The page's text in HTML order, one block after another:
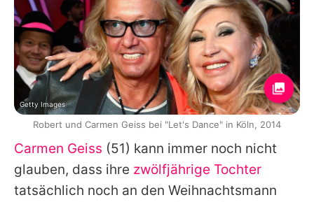
Carmen Geiss (51) kann immer noch nicht
glauben, dass ihre zwölfjährige Tochter
tatsächlich noch an den Weihnachtsmann
Getty Images
Robert und Carmen Geiss bei "Let's Dance" in Köln, 2014